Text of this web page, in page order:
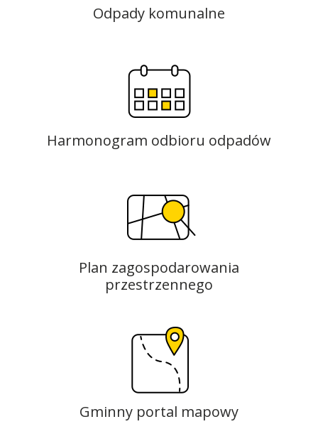
Odpady komunalne
Harmonogram odbioru odpadów
Plan zagospodarowania
przestrzennego
Gminny portal mapowy